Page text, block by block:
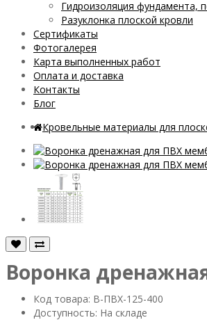
Гидроизоляция фундамента,
Разуклонка плоской кровли
Сертификаты
Фотогалерея
Карта выполненных работ
Оплата и доставка
Контакты
Блог
Кровельные материалы для
Воронка
Код товара: В-ПВХ-125-400
Доступность: На складе